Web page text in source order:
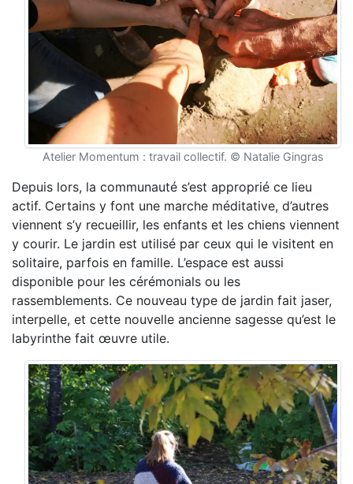
Atelier Momentum : travail collectif. © Natalie Gingras
Depuis lors, la communauté s’est approprié ce lieu
actif. Certains y font une marche méditative, d’autres
viennent s’y recueillir, les enfants et les chiens viennent
y courir. Le jardin est utilisé par ceux qui le visitent en
solitaire, parfois en famille. L’espace est aussi
disponible pour les cérémonials ou les
rassemblements. Ce nouveau type de jardin fait jaser,
interpelle, et cette nouvelle ancienne sagesse qu’est le
labyrinthe fait œuvre utile.